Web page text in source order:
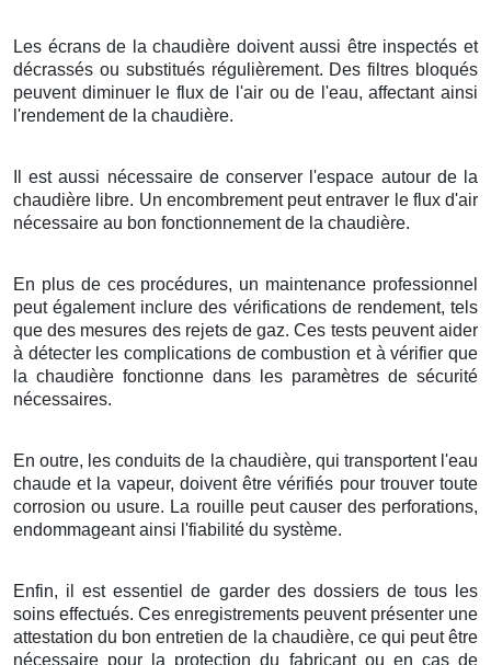
Les écrans de la chaudière doivent aussi être inspectés et
décrassés ou substitués régulièrement. Des filtres bloqués
peuvent diminuer le flux de l'air ou de l'eau, affectant ainsi
l'rendement de la chaudière.
Il est aussi nécessaire de conserver l'espace autour de la
chaudière libre. Un encombrement peut entraver le flux d'air
nécessaire au bon fonctionnement de la chaudière.
En plus de ces procédures, un maintenance professionnel
peut également inclure des vérifications de rendement, tels
que des mesures des rejets de gaz. Ces tests peuvent aider
à détecter les complications de combustion et à vérifier que
la chaudière fonctionne dans les paramètres de sécurité
nécessaires.
En outre, les conduits de la chaudière, qui transportent l'eau
chaude et la vapeur, doivent être vérifiés pour trouver toute
corrosion ou usure. La rouille peut causer des perforations,
endommageant ainsi l'fiabilité du système.
Enfin, il est essentiel de garder des dossiers de tous les
soins effectués. Ces enregistrements peuvent présenter une
attestation du bon entretien de la chaudière, ce qui peut être
nécessaire pour la protection du fabricant ou en cas de